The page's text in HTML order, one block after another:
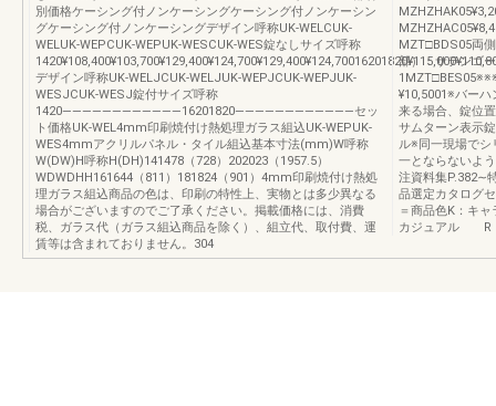
別価格ケーシング付ノンケーシングケーシング付ノンケーシン
グケーシング付ノンケーシングデザイン呼称UK-WELCUK-
WELUK-WEPCUK-WEPUK-WESCUK-WES錠なしサイズ呼称
デザイン呼称UK-WELJCUK-WELJUK-WEPJCUK-WEPJUK-
WESJCUK-WESJ錠付サイズ呼称
1420――――――――――――16201820――――――――――――セッ
ト価格UK-WEL4mm印刷焼付け熱処理ガラス組込UK-WEPUK-
WES4mmアクリルパネル・タイル組込基本寸法(mm)W呼称
W(DW)H呼称H(DH)141478（728）202023（1957.5）
WDWDHH161644（811）181824（901）4mm印刷焼付け熱処
理ガラス組込商品の色は、印刷の特性上、実物とは多少異なる
場合がございますのでご了承ください。掲載価格には、消費
税、ガラス代（ガラス組込商品を除く）、組立代、取付費、運
賃等は含まれておりません。304
MZT□BDS05両
部）：サテンゴ
¥10,5001※バー
来る場合、錠位
サムターン表示
ル※同一現場で
一とならないよ
注資料集P.382∼
品選定カタログ
＝商品色K：キ
カジュアル R